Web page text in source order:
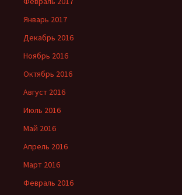
Январь 2017
Декабрь 2016
Ноябрь 2016
Октябрь 2016
Август 2016
Июль 2016
Май 2016
Апрель 2016
Март 2016
Февраль 2016